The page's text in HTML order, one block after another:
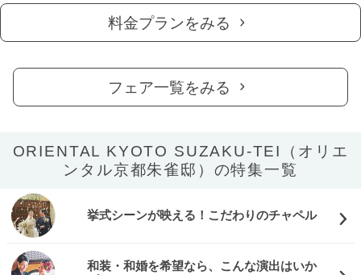
料金プランをみる
フェア一覧をみる
ORIENTAL KYOTO SUZAKU-TEI（オリエ
ンタル京都朱雀邸）の特集一覧
挙式シーンが映える！こだわりのチャペル
和装・和婚を希望なら、こんな演出はいか